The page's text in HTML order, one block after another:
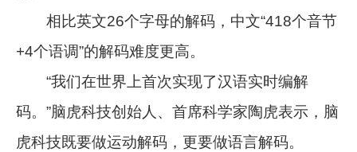
相比英文26个字母的解码，中文“418个音节
+4个语调”的解码难度更高。
“我们在世界上首次实现了汉语实时编解
码。”脑虎科技创始人、首席科学家陶虎表示，脑
虎科技既要做运动解码，更要做语言解码。